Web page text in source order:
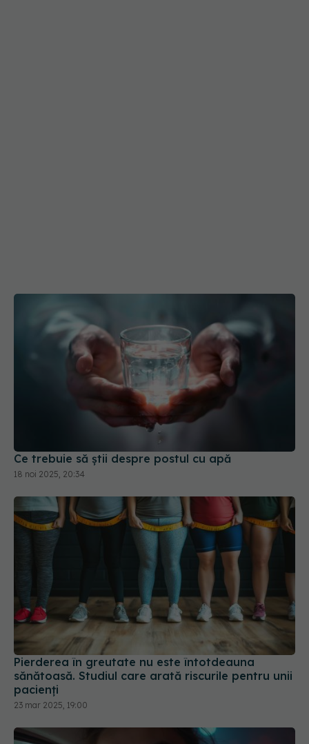
Ce trebuie să știi despre postul cu apă
18 noi 2025, 20:34
Pierderea în greutate nu este întotdeauna
sănătoasă. Studiul care arată riscurile pentru unii
pacienți
23 mar 2025, 19:00